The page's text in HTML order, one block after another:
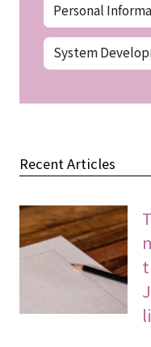
Personal
System
Recent Articles